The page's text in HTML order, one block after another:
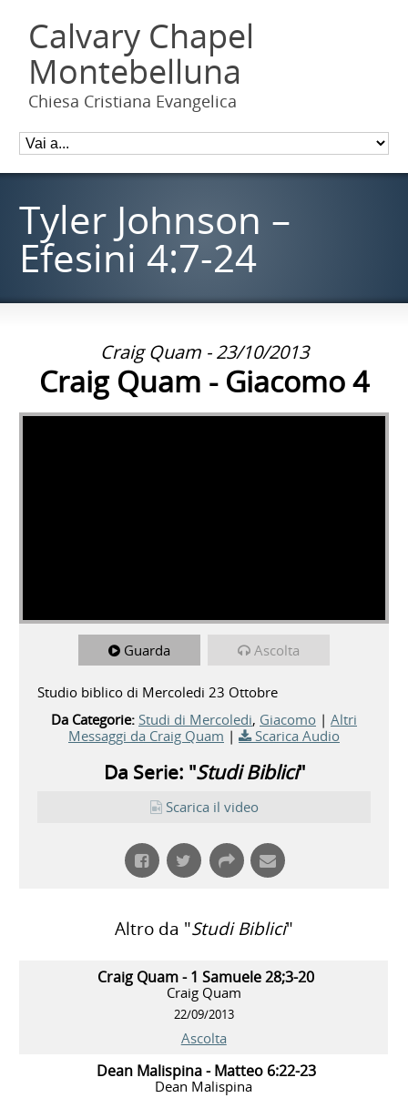
Calvary Chapel
Montebelluna
Chiesa Cristiana Evangelica
Tyler Johnson –
Efesini 4:7-24
Craig Quam - 23/10/2013
Craig Quam - Giacomo 4
Guarda Ascolta
Studio biblico di Mercoledi 23 Ottobre
Da Categorie: Studi di Mercoledi, Giacomo | Altri
Messaggi da Craig Quam | Scarica Audio
Da Serie: "Studi Biblici"
Scarica il video
Altro da "Studi Biblici"
Craig Quam - 1 Samuele 28;3-20
Craig Quam
22/09/2013
Ascolta
Dean Malispina - Matteo 6:22-23
Dean Malispina